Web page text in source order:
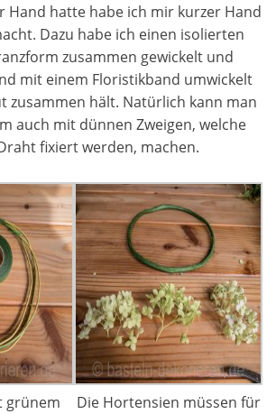
Hand hatte habe ich mir kurzer Hand
Dazu habe ich einen isolierten
zusammen gewickelt und
mit einem Floristikband umwickelt
zusammen hält. Natürlich kann man
auch mit dünnen Zweigen, welche
fixiert werden, machen.
grünem
Die Hortensien müssen für